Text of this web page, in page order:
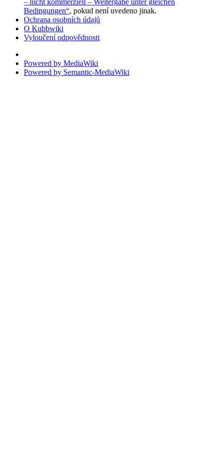
– nicht kommerziell – Weitergabe unter gleichen
Bedingungen“, pokud není uvedeno jinak.
Ochrana osobních údajů
O Kubbwiki
Vyloučení odpovědnosti
Powered by MediaWiki
Powered by Semantic-MediaWiki